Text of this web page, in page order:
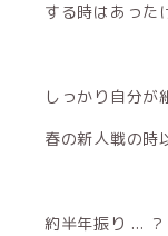
する時はあった
しっかり自分が
春の新人戦の時
約半年振り ... ？